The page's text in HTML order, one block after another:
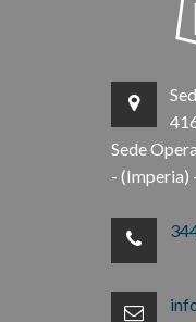
Sede
- (Imperia)